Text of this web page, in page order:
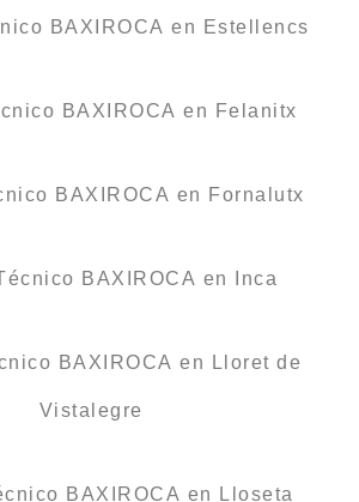
BAXIROCA en Estellencs
BAXIROCA en Felanitx
BAXIROCA en Fornalutx
BAXIROCA en Inca
BAXIROCA en Lloret de
Vistalegre
BAXIROCA en Lloseta